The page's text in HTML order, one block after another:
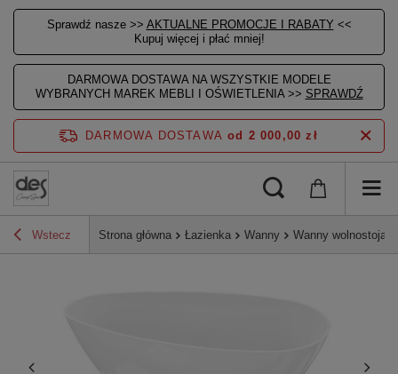
Sprawdź nasze >> AKTUALNE PROMOCJE I RABATY <<
Kupuj więcej i płać mniej!
DARMOWA DOSTAWA NA WSZYSTKIE MODELE
WYBRANYCH MAREK MEBLI I OŚWIETLENIA >> SPRAWDŹ
DARMOWA DOSTAWA od 2 000,00 zł
Wstecz Strona główna Łazienka Wanny Wanny wolnostojące